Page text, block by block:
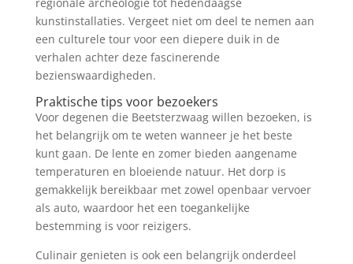
kunstinstallaties. Vergeet niet om deel te nemen aan
een culturele tour voor een diepere duik in de
verhalen achter deze fascinerende
bezienswaardigheden.
Praktische tips voor bezoekers
Voor degenen die Beetsterzwaag willen bezoeken, is
het belangrijk om te weten wanneer je het beste
kunt gaan. De lente en zomer bieden aangename
temperaturen en bloeiende natuur. Het dorp is
gemakkelijk bereikbaar met zowel openbaar vervoer
als auto, waardoor het een toegankelijke
bestemming is voor reizigers.
Culinair genieten is ook een belangrijk onderdeel